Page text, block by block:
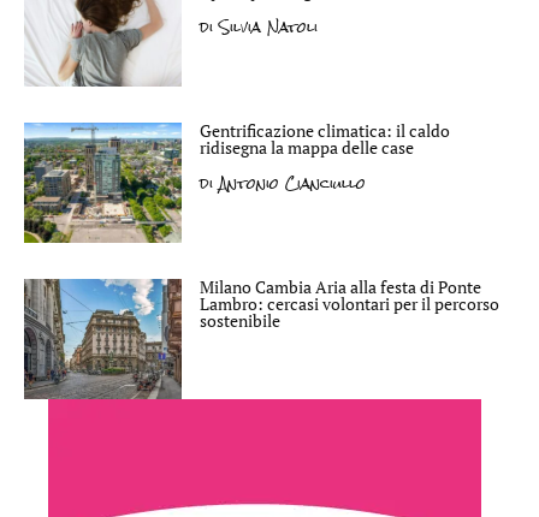
diSilvia Natoli
Gentrificazione climatica: il caldo
ridisegna la mappa delle case
diAntonio Cianciullo
Milano Cambia Aria alla festa di Ponte
Lambro: cercasi volontari per il percorso
sostenibile